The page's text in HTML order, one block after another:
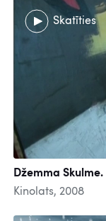
Skatīties
Džemma
Kinolats, 2008